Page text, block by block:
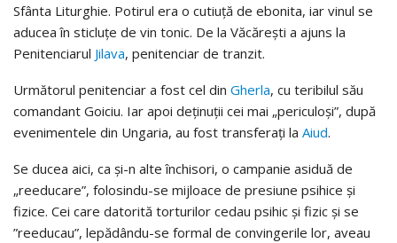
Sfânta Liturghie. Potirul era o cutiuţă de ebonita, iar vinul se
aducea în sticluţe de vin tonic. De la Văcăreşti a ajuns la
Penitenciarul Jilava, penitenciar de tranzit.
Următorul penitenciar a fost cel din Gherla, cu teribilul său
comandant Goiciu. Iar apoi deţinuţii cei mai „periculoşi”, după
evenimentele din Ungaria, au fost transferaţi la Aiud.
Se ducea aici, ca şi-n alte închisori, o campanie asiduă de
„reeducare”, folosindu-se mijloace de presiune psihice şi
fizice. Cei care datorită torturilor cedau psihic şi fizic şi se
”reeducau”, lepădându-se formal de convingerile lor, aveau